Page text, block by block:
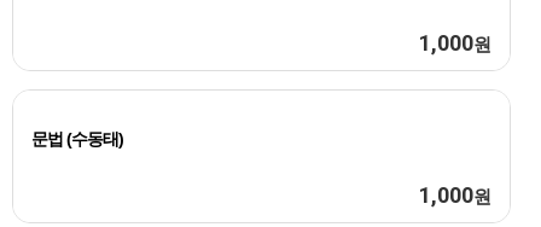
1,000원
문법 (수동태)
1,000원